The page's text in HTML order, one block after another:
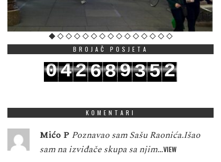
BROJAČ POSJETA
042689352
KOMENTARI
Mićo P Poznavao sam Sašu Raonića.Išao
sam na izviđače skupa sa njim…VIEW